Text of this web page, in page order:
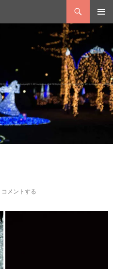
メインメ
コメントする